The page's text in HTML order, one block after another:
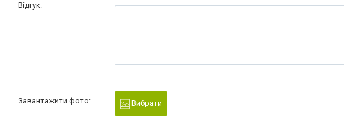
Відгук:
Завантажити фото: Вибрати